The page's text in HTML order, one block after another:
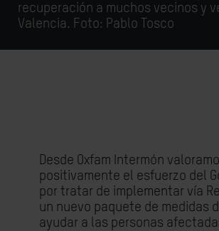
recuperación a muchos vecinos y
Valencia. Foto: Pablo Tosco
Desde Oxfam Intermón
positivamente el esfuerzo del
por tratar de implementar vía
un nuevo paquete de medidas
ayudar a las personas